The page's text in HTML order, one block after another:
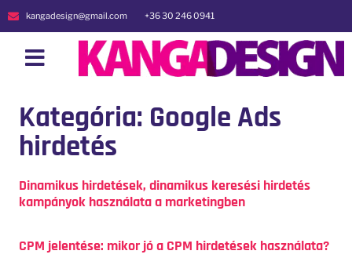
kangadesign@gmail.com +36 30 246 0941
Kategória: Google Ads
hirdetés
Dinamikus hirdetések, dinamikus keresési hirdetés
kampányok használata a marketingben
CPM jelentése: mikor jó a CPM hirdetések használata?